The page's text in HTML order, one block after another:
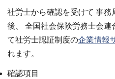
社労士から確認を受けて 事務
後、 全国社会保険労務士会
て社労士認証制度の企業情報
れます。
確認項目